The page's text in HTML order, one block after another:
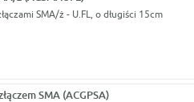
SMA/ż - U.FL, o długiści 15cm
SMA (ACGPSA)